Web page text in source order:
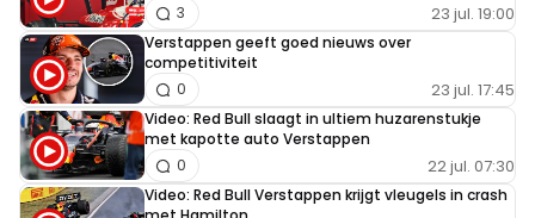
23 jul. 19:00
3
Verstappen geeft goed nieuws over
competitiviteit
23 jul. 17:45
0
Video: Red Bull slaagt in ultiem huzarenstukje
met kapotte auto Verstappen
22 jul. 07:30
0
Video: Red Bull Verstappen krijgt vleugels in crash